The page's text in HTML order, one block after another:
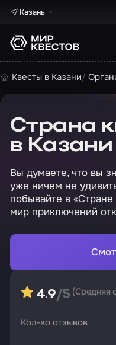
Казань
Квесты в Казани
Страна
в Казани
Вы думаете, что вы
уже ничем не
побывайте в
мир приключений
4.9/5 (Средняя
Кол-во отзывов